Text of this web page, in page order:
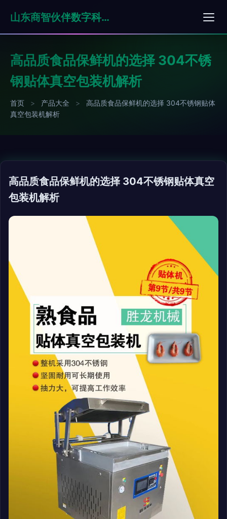
山东商智伙伴数字科技有限公司
高品质食品保鲜机的选择 304不锈
钢贴体真空包装机解析
首页 > 产品大全 >
高品质食品保鲜机的选择 304不锈钢贴体
真空包装机解析
高品质食品保鲜机的选择 304不锈钢贴体真空
包装机解析